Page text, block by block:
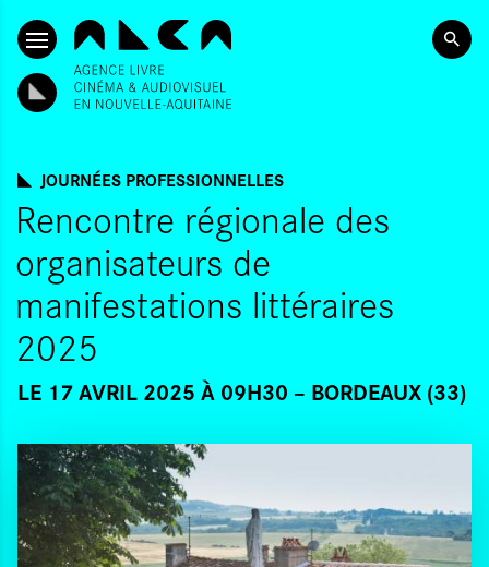
ALLER AU CONTENU PRINCIPAL
JOURNÉES PROFESSIONNELLES
Rencontre régionale des
organisateurs de
manifestations littéraires
2025
LE 17 AVRIL 2025 À 09H30 BORDEAUX (33)